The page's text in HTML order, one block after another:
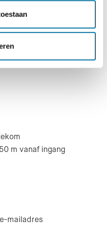
uur
m vanaf ingang
mailadres